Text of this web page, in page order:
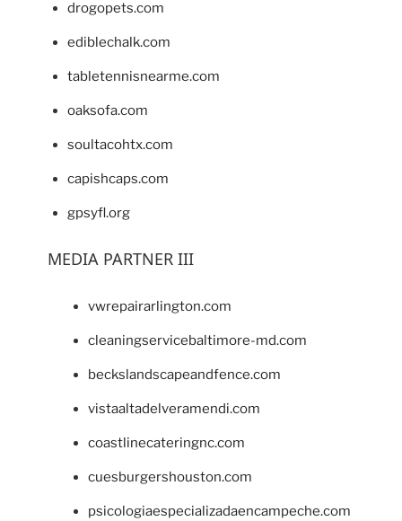
drogopets.com
ediblechalk.com
tabletennisnearme.com
oaksofa.com
soultacohtx.com
capishcaps.com
gpsyfl.org
MEDIA PARTNER III
vwrepairarlington.com
cleaningservicebaltimore-md.com
beckslandscapeandfence.com
vistaaltadelveramendi.com
coastlinecateringnc.com
cuesburgershouston.com
psicologiaespecializadaencampeche.com